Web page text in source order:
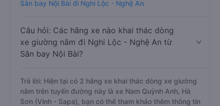
Sân bay Nội Bài đi Nghi Lộc - Nghệ An
Câu hỏi: Các hãng xe nào khai thác dòng
xe giường nằm đi Nghi Lộc - Nghệ An từ
Sân bay Nội Bài?
Trả lời: Hiện tại có 2 hãng xe khai thác dòng xe giường
nằm trên tuyến đường này là xe Nam Quỳnh Anh, Hà
Sơn (Vinh - Sapa), bạn có thể tham khảo thêm thông tin